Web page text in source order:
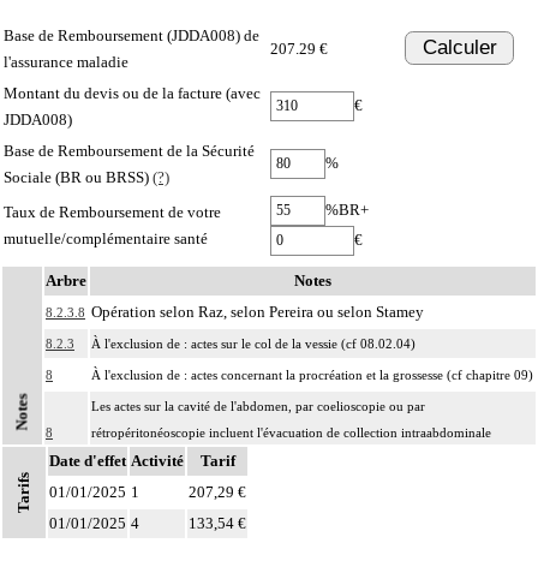
Base de Remboursement (JDDA008) de
l'assurance maladie
207.29 € Calculer
Montant du devis ou de la facture (avec
JDDA008)
€
Base de Remboursement de la Sécurité
Sociale (BR ou BRSS) (?)
%
Taux de Remboursement de votre
mutuelle/complémentaire santé
%BR+
€
Notes
Arbre Notes
8.2.3.8 Opération selon Raz, selon Pereira ou selon Stamey
8.2.3 À l'exclusion de : actes sur le col de la vessie (cf 08.02.04)
8 À l'exclusion de : actes concernant la procréation et la grossesse (cf chapitre 09)
8
Les actes sur la cavité de l'abdomen, par coelioscopie ou par
rétropéritonéoscopie incluent l'évacuation de collection intraabdominale
associée, la toilette péritonéale et/ou la pose de drain.
8
Les actes sur la cavité de l'abdomen, par abord direct incluent l'évacuation de
collection intraabdominale associée, la toilette péritonéale et/ou la pose de
Tarifs
Date d'effet Activité
Tarif
01/01/2025 1
207,29 €
01/01/2025 4 133,54 €